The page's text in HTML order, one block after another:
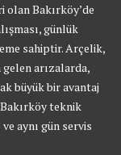
Bakırköy’de
günlük
sahiptir. Arçelik,
arızalarda,
büyük bir avantaj
teknik
aynı gün servis